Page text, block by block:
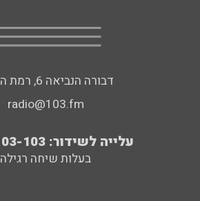
דבורה הנביאה 6, רמת השרון
radio@103.fm
עלייה לשידור: 0552-103-103
בעלות שיחה רגילה